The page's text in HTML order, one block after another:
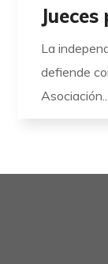
La
defiende
Asociación...